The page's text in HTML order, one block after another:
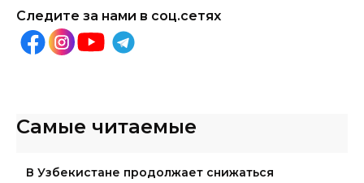
Следите за нами в соц.сетях
Самые читаемые
В Узбекистане продолжает снижаться